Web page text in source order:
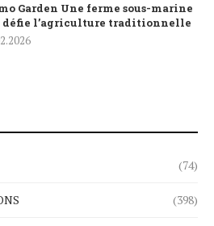
Garden Une ferme sous-marine
défie l’agriculture traditionnelle
(74)
(398)